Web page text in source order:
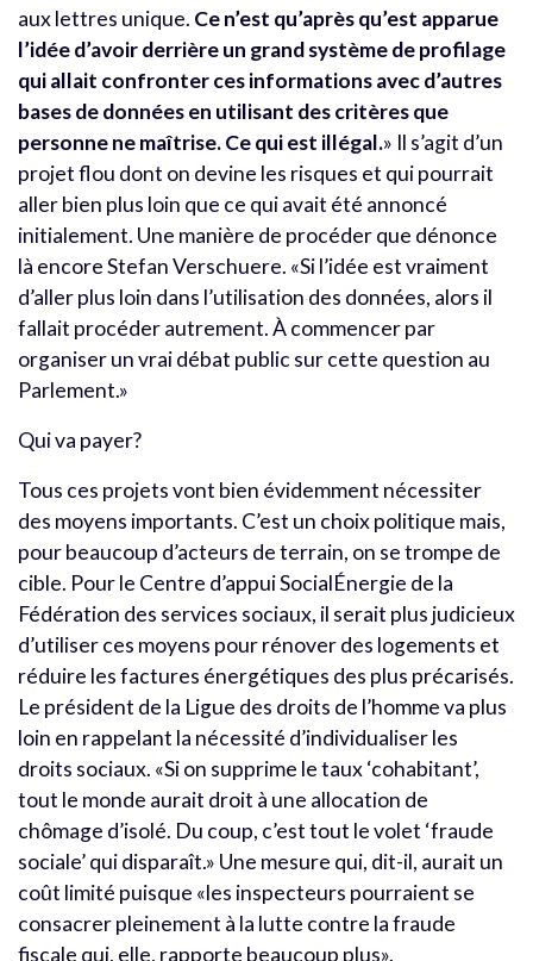
aux lettres unique. Ce n’est qu’après qu’est apparue
l’idée d’avoir derrière un grand système de profilage
qui allait confronter ces informations avec d’autres
bases de données en utilisant des critères que
personne ne maîtrise. Ce qui est illégal.» Il s’agit d’un
projet flou dont on devine les risques et qui pourrait
aller bien plus loin que ce qui avait été annoncé
initialement. Une manière de procéder que dénonce
là encore Stefan Verschuere. «Si l’idée est vraiment
d’aller plus loin dans l’utilisation des données, alors il
fallait procéder autrement. À commencer par
organiser un vrai débat public sur cette question au
Parlement.»
Qui va payer?
Tous ces projets vont bien évidemment nécessiter
des moyens importants. C’est un choix politique mais,
pour beaucoup d’acteurs de terrain, on se trompe de
cible. Pour le Centre d’appui SocialÉnergie de la
Fédération des services sociaux, il serait plus judicieux
d’utiliser ces moyens pour rénover des logements et
réduire les factures énergétiques des plus précarisés.
Le président de la Ligue des droits de l’homme va plus
loin en rappelant la nécessité d’individualiser les
droits sociaux. «Si on supprime le taux ‘cohabitant’,
tout le monde aurait droit à une allocation de
chômage d’isolé. Du coup, c’est tout le volet ‘fraude
sociale’ qui disparaît.» Une mesure qui, dit-il, aurait un
coût limité puisque «les inspecteurs pourraient se
consacrer pleinement à la lutte contre la fraude
fiscale qui, elle, rapporte beaucoup plus».